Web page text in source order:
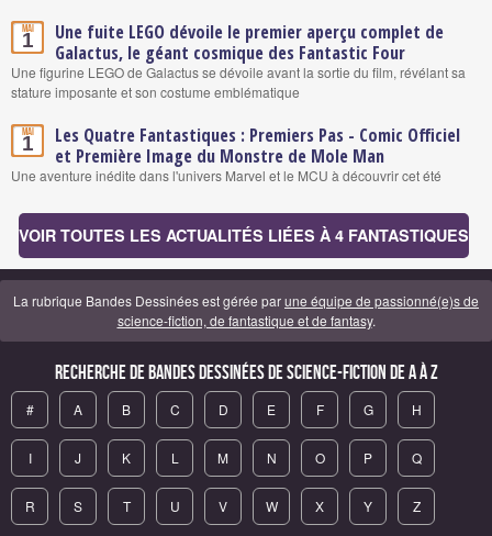
Mai
1
Une fuite LEGO dévoile le premier aperçu complet de
Galactus, le géant cosmique des Fantastic Four
Une figurine LEGO de Galactus se dévoile avant la sortie du film, révélant sa
stature imposante et son costume emblématique
Mai
1
Les Quatre Fantastiques : Premiers Pas - Comic Officiel
et Première Image du Monstre de Mole Man
Une aventure inédite dans l'univers Marvel et le MCU à découvrir cet été
VOIR TOUTES LES ACTUALITÉS LIÉES À 4 FANTASTIQUES
La rubrique Bandes Dessinées est gérée parune équipe de passionné(e)s de
science-fiction, de fantastique et de fantasy.
Recherche de Bandes Dessinées de science-fiction de A à Z
# A B C D E F G H
I J K L M N O P Q
R S T U V W X Y Z